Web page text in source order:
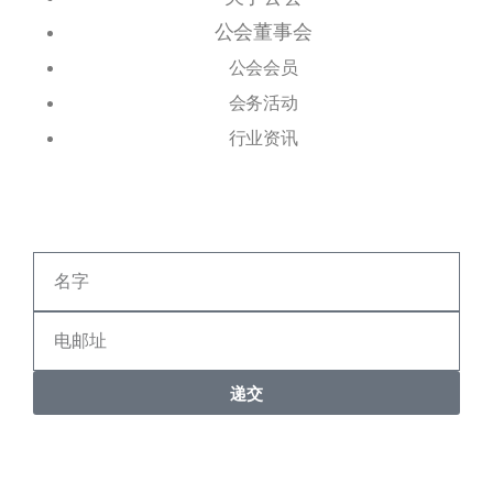
公会董事会
公会会员
会务活动
行业资讯
递交